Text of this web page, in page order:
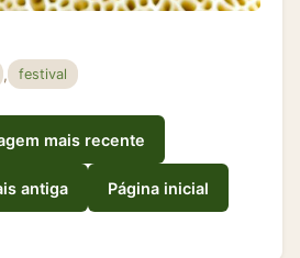
, festival
mais recente
antiga Página inicial